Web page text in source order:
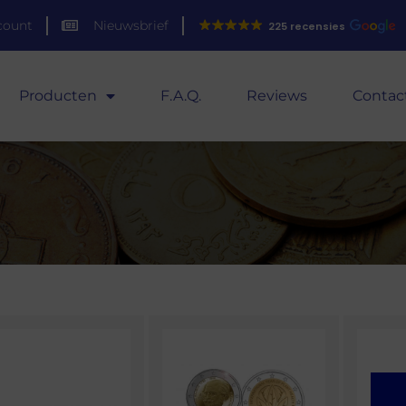
Nieuwsbrief 225 recensies
Producten F.A.Q. Reviews